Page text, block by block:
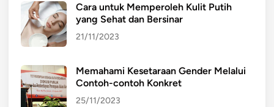
a
n
l
a
Cara untuk Memperoleh Kulit Putih
yang Sehat dan Bersinar
21/11/2023
Memahami Kesetaraan Gender Melalui
Contoh-contoh Konkret
25/11/2023